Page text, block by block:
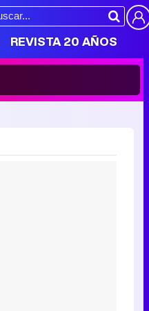
REVISTA 20 AÑOS